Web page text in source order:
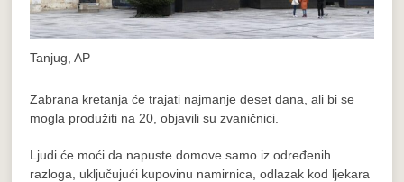
Tanjug, AP
Zabrana kretanja će trajati najmanje deset dana, ali bi se
mogla produžiti na 20, objavili su zvaničnici.
Ljudi će moći da napuste domove samo iz određenih
razloga, uključujući kupovinu namirnica, odlazak kod ljekara